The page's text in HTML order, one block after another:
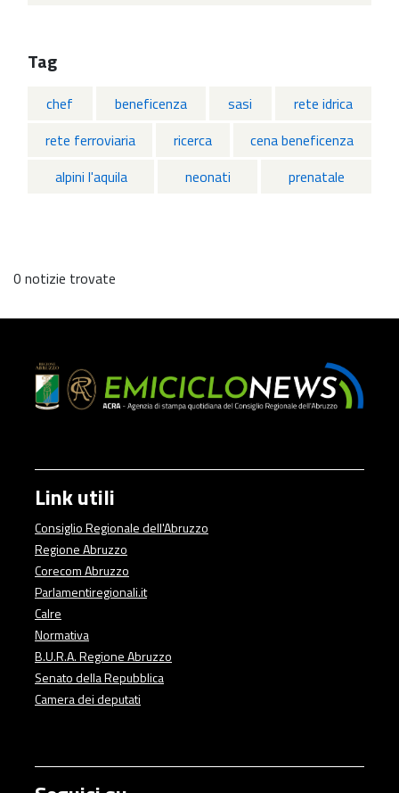
Tag
chef beneficenza sasi
rete idrica
rete ferroviaria
ricerca
cena beneficenza
alpini l'aquila
neonati prenatale
0 notizie trovate
Link utili
Consiglio Regionale dell'Abruzzo
Regione Abruzzo
Corecom Abruzzo
Parlamentiregionali.it
Calre
Normativa
B.U.R.A. Regione Abruzzo
Senato della Repubblica
Camera dei deputati